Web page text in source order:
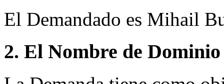
El Demandado es Mihail
2. El Nombre de